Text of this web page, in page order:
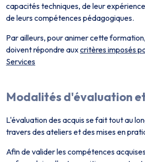
capacités techniques, de leur
de leurs compétences pédagogiques.
Par ailleurs, pour animer cette
doivent répondre auxcritères imposés
Services
Modalités d'évaluation
L'évaluation des acquis se fait tout au
travers des ateliers et des mises en
Afin de valider les compétences